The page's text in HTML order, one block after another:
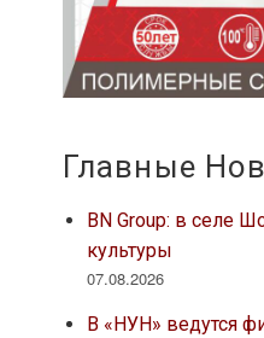
Главные
BN Group: в селе
культуры
07.08.2026
В «НУН» ведутся